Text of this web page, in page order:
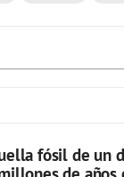
fósil de un